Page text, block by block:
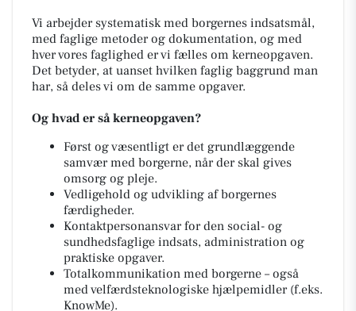
Vi arbejder systematisk med borgernes indsatsmål,
med faglige metoder og dokumentation, og med
hver vores faglighed er vi fælles om kerneopgaven.
Det betyder, at uanset hvilken faglig baggrund man
har, så deles vi om de samme opgaver.
Og hvad er så kerneopgaven?
Først og væsentligt er det grundlæggende
samvær med borgerne, når der skal gives
omsorg og pleje.
Vedligehold og udvikling af borgernes
færdigheder.
Kontaktpersonansvar for den social- og
sundhedsfaglige indsats, administration og
praktiske opgaver.
Totalkommunikation med borgerne – også
med velfærdsteknologiske hjælpemidler (f.eks.
KnowMe).